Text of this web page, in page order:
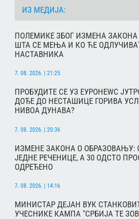
ИЗ МЕДИЈА:
ПОЛЕМИКЕ ЗБОГ ИЗМЕНА
ШТА СЕ МЕЊА И КО ЋЕ
НАСТАВНИКА
7. 08. 2026. | 21:25
ПРОБУДИТЕ СЕ УЗ ЕУРОНЕWС
ДОЂЕ ДО НЕСТАШИЦЕ ГОРИВА
НИВОА ДУНАВА?
7. 08. 2026. | 20:36
ИЗМЕНЕ ЗАКОНА О ОБРАЗОВАЊУ:
ЈЕДНЕ РЕЧЕНИЦЕ, А 30 ОДСТО
ОДРЕЂЕНО
7. 08. 2026. | 14:16
МИНИСТАР ДЕЈАН ВУК
УЧЕСНИКЕ КАМПА "СРБИЈА ТЕ